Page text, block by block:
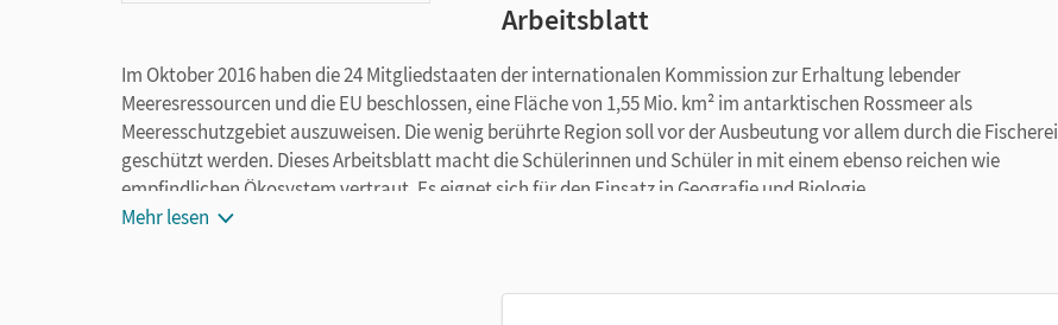
Arbeitsblatt
Im Oktober 2016 haben die 24 Mitgliedstaaten der internationalen Kommission zur Erhaltung lebender
Meeresressourcen und die EU beschlossen, eine Fläche von 1,55 Mio. km² im antarktischen Rossmeer als
Meeresschutzgebiet auszuweisen. Die wenig berührte Region soll vor der Ausbeutung vor allem durch die Fischerei
geschützt werden. Dieses Arbeitsblatt macht die Schülerinnen und Schüler in mit einem ebenso reichen wie
empfindlichen Ökosystem vertraut. Es eignet sich für den Einsatz in Geografie und Biologie.
Mehr lesen